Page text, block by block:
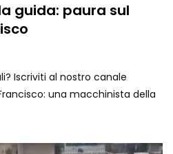
guida: paura sul
Iscriviti al nostro canale
una macchinista della